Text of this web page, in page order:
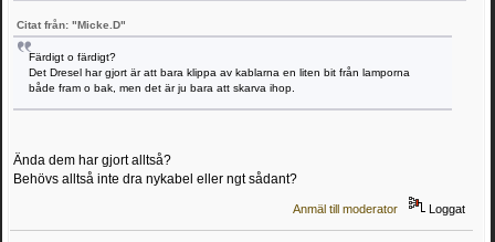
Citat från: "Micke.D"
Färdigt o färdigt?
Det Dresel har gjort är att bara klippa av kablarna en liten bit från lamporna
både fram o bak, men det är ju bara att skarva ihop.
Ända dem har gjort alltså?
Behövs alltså inte dra nykabel eller ngt sådant?
Anmäl till moderator Loggat